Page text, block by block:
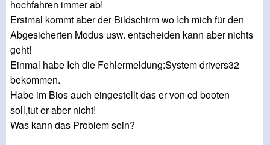
hochfahren immer ab!
Erstmal kommt aber der Bildschirm wo Ich mich für den
Abgesicherten Modus usw. entscheiden kann aber nichts
geht!
Einmal habe Ich die Fehlermeldung:System drivers32
bekommen.
Habe im Bios auch eingestellt das er von cd booten
soll,tut er aber nicht!
Was kann das Problem sein?